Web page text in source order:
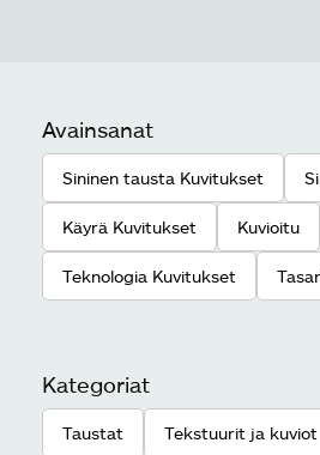
Avainsanat
Sininen tausta Kuvitukset
Käyrä Kuvitukset Kuvioitu
Teknologia Kuvitukset
Kategoriat
Taustat Tekstuurit ja kuviot